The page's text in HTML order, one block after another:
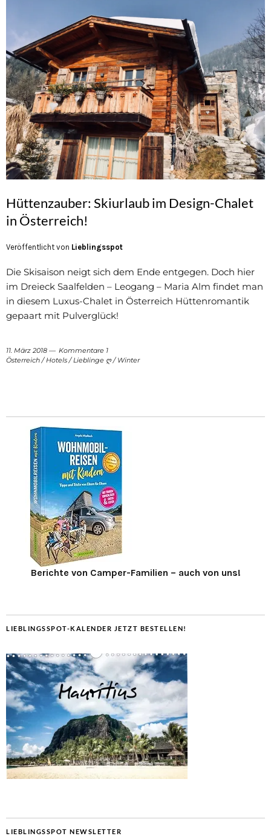
Hüttenzauber: Skiurlaub im Design-Chalet
in Österreich!
Veröffentlicht von Lieblingsspot
Die Skisaison neigt sich dem Ende entgegen. Doch hier
im Dreieck Saalfelden – Leogang – Maria Alm findet man
in diesem Luxus-Chalet in Österreich Hüttenromantik
gepaart mit Pulverglück!
11. März 2018
Kommentare 1
Österreich/Hotels/Lieblinge ღ/ Winter
Berichte von Camper-Familien – auch von uns!
LIEBLINGSSPOT-KALENDER JETZT BESTELLEN!
LIEBLINGSSPOT NEWSLETTER